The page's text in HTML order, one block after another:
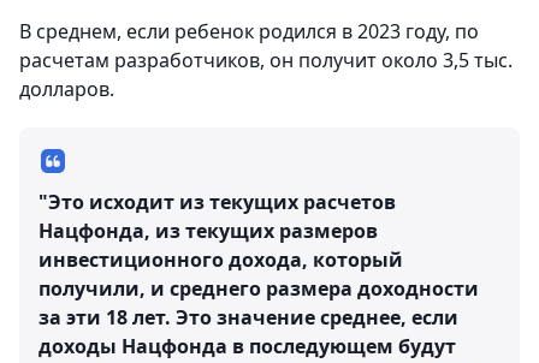
В среднем, если ребенок родился в 2023 году, по
расчетам разработчиков, он получит около 3,5 тыс.
долларов.
"Это исходит из текущих расчетов
Нацфонда, из текущих размеров
инвестиционного дохода, который
получили, и среднего размера доходности
за эти 18 лет. Это значение среднее, если
доходы Нацфонда в последующем будут